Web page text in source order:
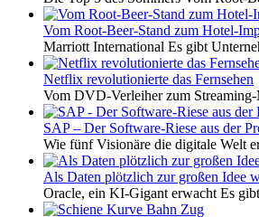
Vom Root-Beer-Stand zum Hotel-
Marriott International Es gibt
Netflix revolutionierte das Fernsehen
Vom DVD-Verleiher zum
SAP – Der Software-Riese aus der
Wie fünf Visionäre die digitale Welt
Als Daten plötzlich zur großen Idee
Oracle, ein KI-Gigant erwacht Es